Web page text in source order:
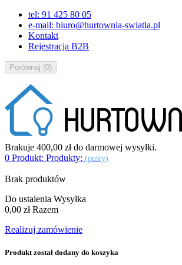
tel: 91 425 80 05
e-mail: biuro@hurtownia-swiatla.pl
Kontakt
Rejestracja B2B
Porównaj (0)
Brakuje 400,00 złdo darmowej wysyłki.
0 Produkt: Produkty: (pusty)
Brak produktów
Do ustalenia Wysyłka
0,00 zł Razem
Realizuj zamówienie
Produkt został dodany do koszyka